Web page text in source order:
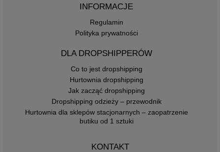
INFORMACJE
Regulamin
Polityka prywatności
DLA DROPSHIPPERÓW
Co to jest dropshipping
Hurtownia dropshipping
Jak zacząć dropshipping
Dropshipping odzieży – przewodnik
Hurtownia dla sklepów stacjonarnych – zaopatrzenie
butiku od 1 sztuki
KONTAKT